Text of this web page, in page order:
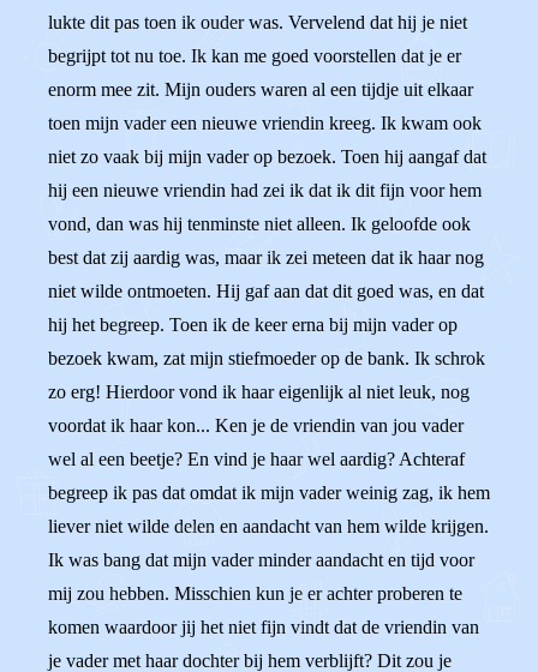
lukte dit pas toen ik ouder was. Vervelend dat hij je niet
begrijpt tot nu toe. Ik kan me goed voorstellen dat je er
enorm mee zit. Mijn ouders waren al een tijdje uit elkaar
toen mijn vader een nieuwe vriendin kreeg. Ik kwam ook
niet zo vaak bij mijn vader op bezoek. Toen hij aangaf dat
hij een nieuwe vriendin had zei ik dat ik dit fijn voor hem
vond, dan was hij tenminste niet alleen. Ik geloofde ook
best dat zij aardig was, maar ik zei meteen dat ik haar nog
niet wilde ontmoeten. Hij gaf aan dat dit goed was, en dat
hij het begreep. Toen ik de keer erna bij mijn vader op
bezoek kwam, zat mijn stiefmoeder op de bank. Ik schrok
zo erg! Hierdoor vond ik haar eigenlijk al niet leuk, nog
voordat ik haar kon... Ken je de vriendin van jou vader
wel al een beetje? En vind je haar wel aardig? Achteraf
begreep ik pas dat omdat ik mijn vader weinig zag, ik hem
liever niet wilde delen en aandacht van hem wilde krijgen.
Ik was bang dat mijn vader minder aandacht en tijd voor
mij zou hebben. Misschien kun je er achter proberen te
komen waardoor jij het niet fijn vindt dat de vriendin van
je vader met haar dochter bij hem verblijft? Dit zou je